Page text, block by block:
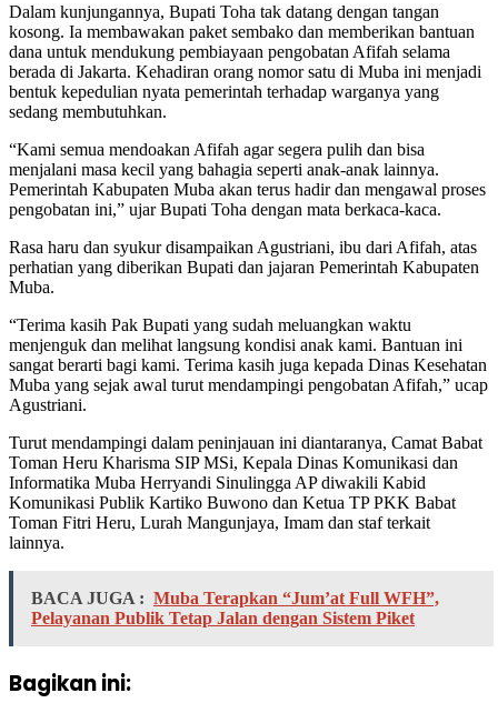
Dalam kunjungannya, Bupati Toha tak datang dengan tangan
kosong. Ia membawakan paket sembako dan memberikan bantuan
dana untuk mendukung pembiayaan pengobatan Afifah selama
berada di Jakarta. Kehadiran orang nomor satu di Muba ini menjadi
bentuk kepedulian nyata pemerintah terhadap warganya yang
sedang membutuhkan.
“Kami semua mendoakan Afifah agar segera pulih dan bisa
menjalani masa kecil yang bahagia seperti anak-anak lainnya.
Pemerintah Kabupaten Muba akan terus hadir dan mengawal proses
pengobatan ini,” ujar Bupati Toha dengan mata berkaca-kaca.
Rasa haru dan syukur disampaikan Agustriani, ibu dari Afifah, atas
perhatian yang diberikan Bupati dan jajaran Pemerintah Kabupaten
Muba.
“Terima kasih Pak Bupati yang sudah meluangkan waktu
menjenguk dan melihat langsung kondisi anak kami. Bantuan ini
sangat berarti bagi kami. Terima kasih juga kepada Dinas Kesehatan
Muba yang sejak awal turut mendampingi pengobatan Afifah,” ucap
Agustriani.
Turut mendampingi dalam peninjauan ini diantaranya, Camat Babat
Toman Heru Kharisma SIP MSi, Kepala Dinas Komunikasi dan
Informatika Muba Herryandi Sinulingga AP diwakili Kabid
Komunikasi Publik Kartiko Buwono dan Ketua TP PKK Babat
Toman Fitri Heru, Lurah Mangunjaya, Imam dan staf terkait
lainnya.
BACA JUGA : Muba Terapkan “Jum’at Full WFH”,
Pelayanan Publik Tetap Jalan dengan Sistem Piket
Bagikan ini: